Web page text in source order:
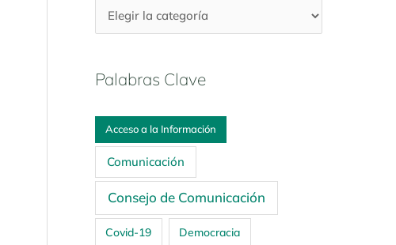
Palabras Clave
Acceso a la Información
Comunicación
Consejo de Comunicación
Covid-19 Democracia